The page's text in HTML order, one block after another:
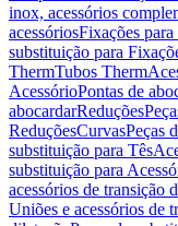
inox, acessórios
acessóriosFixações para
substituição para
ThermTubos Therm
AcessórioPontas de
abocardarReduções
ReduçõesCurvasPeças
substituição para Tês
substituição para
acessórios de transição
Uniões e acessórios de